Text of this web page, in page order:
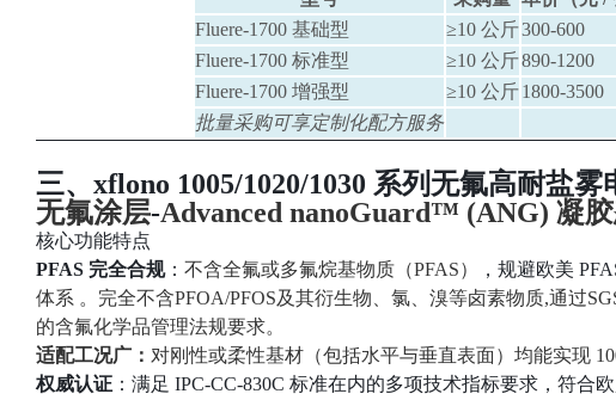
Fluere-1700 基础型
≥10 公斤300-600
Fluere-1700 标准型
≥10 公斤890-1200
Fluere-1700 增强型
≥10 公斤 1800-3500
批量采购可享定制化配方服务
三、xflono 1005/1020/1030 系列无氟高耐盐
无氟涂层-Advanced nanoGuard™ (ANG) 凝
核心功能特点
PFAS 完全合规： 不含全氟或多氟烷基物质（PFAS） ，规避欧美
体系 。完全不含PFOA/PFOS及其衍生物、氯、溴等卤素物质,通过
的含氟化学品管理法规要求。
适配工况广： 对刚性或柔性基材（包括水平与垂直表面）均能实现 ‌
权威认证 ：满足 IPC-CC-830C 标准在内的多项技术指标要求，符合